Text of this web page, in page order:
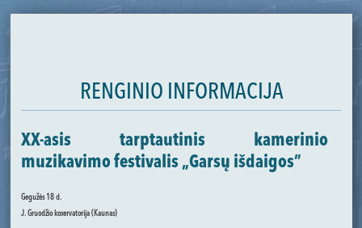
RENGINIO INFORMACIJA
XX-asis tarptautinis kamerinio
muzikavimo festivalis „Garsų išdaigos”
Gegužės 18 d.
J. Gruodžio koservatorija (Kaunas)